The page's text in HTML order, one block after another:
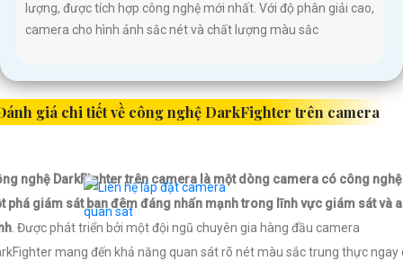
lượng, được tích hợp công nghệ mới nhất. Với độ phân giải cao,
camera cho hình ảnh sắc nét và chất lượng màu sắc
giá chi tiết về công nghệ DarkFighter trên camera
nghệ DarkFighter trên camera là một dòng camera có công nghệ
phá giám sát ban đêm đáng nhấn mạnh trong lĩnh vực giám sát và
. Được phát triển bởi một đội ngũ chuyên gia hàng đầu camera
mang đến khả năng quan sát rõ nét màu sắc trung thực ngay